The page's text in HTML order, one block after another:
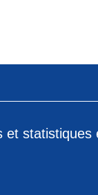
et statistiques